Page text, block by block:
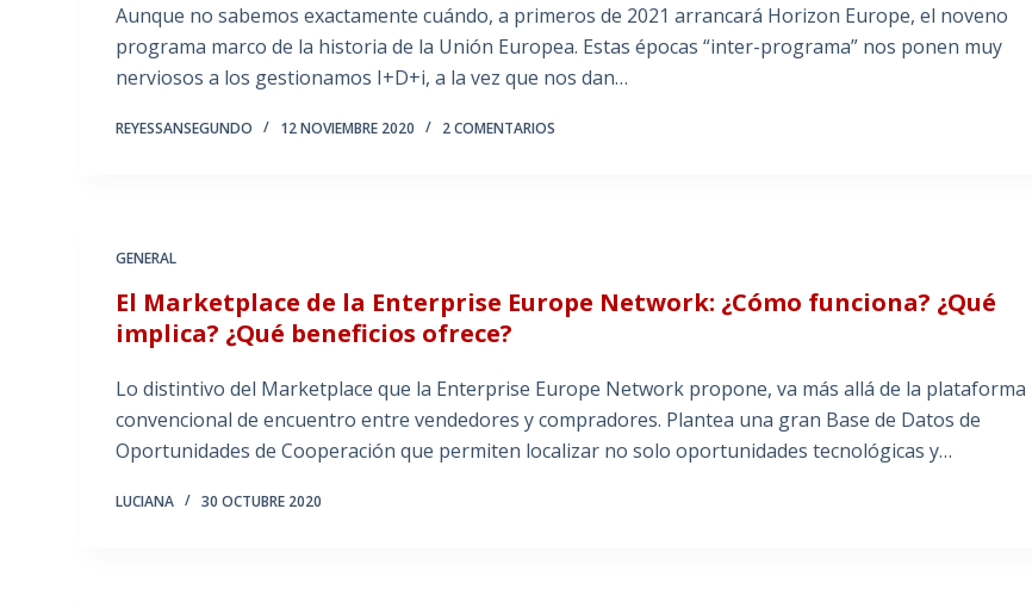
Aunque no sabemos exactamente cuándo, a primeros de 2021 arrancará Horizon Europe, el noveno
programa marco de la historia de la Unión Europea. Estas épocas “inter-programa” nos ponen muy
nerviosos a los gestionamos I+D+i, a la vez que nos dan…
REYESSANSEGUNDO 12 NOVIEMBRE 2020 2 COMENTARIOS
GENERAL
El Marketplace de la Enterprise Europe Network: ¿Cómo funciona? ¿Qué
implica? ¿Qué beneficios ofrece?
Lo distintivo del Marketplace que la Enterprise Europe Network propone, va más allá de la plataforma
convencional de encuentro entre vendedores y compradores. Plantea una gran Base de Datos de
Oportunidades de Cooperación que permiten localizar no solo oportunidades tecnológicas y…
LUCIANA 30 OCTUBRE 2020